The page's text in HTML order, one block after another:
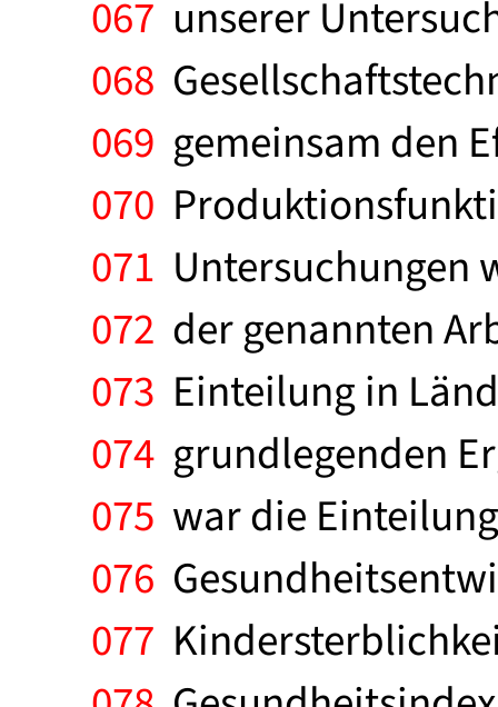
067 unserer
068
069 gemeinsam den
070
071 Untersuchungen
072 der genannten
073 Einteilung in
074 grundlegenden
075 war die
076
077